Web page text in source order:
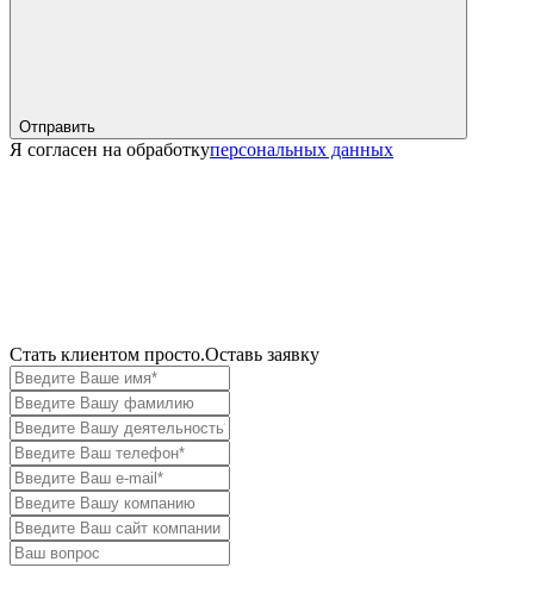
Отправить
Я согласен на обработкуперсональных данных
Cтать клиентом просто.Оставь заявку